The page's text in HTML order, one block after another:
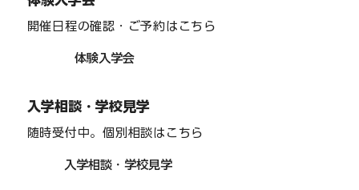
開催日程の確認・ご予約はこちら
体験入学会
入学相談・学校見学
随時受付中。個別相談はこちら
入学相談・学校見学